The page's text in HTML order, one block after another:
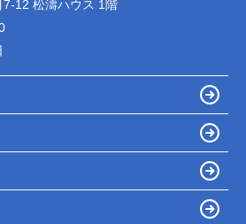
12 松濤ハウス 1階